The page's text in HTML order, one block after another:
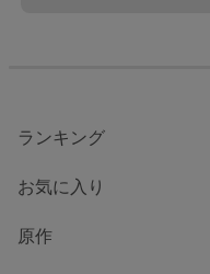
ランキング
お気に入り
原作